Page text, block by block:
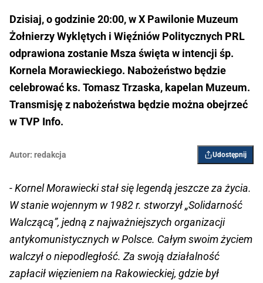
Dzisiaj, o godzinie 20:00, w X Pawilonie Muzeum
Żołnierzy Wyklętych i Więźniów Politycznych PRL
odprawiona zostanie Msza święta w intencji śp.
Kornela Morawieckiego. Nabożeństwo będzie
celebrować ks. Tomasz Trzaska, kapelan Muzeum.
Transmisję z nabożeństwa będzie można obejrzeć
w TVP Info.
Autor: redakcja Udostępnij
- Kornel Morawiecki stał się legendą jeszcze za życia.
W stanie wojennym w 1982 r. stworzył „Solidarność
Walczącą”, jedną z najważniejszych organizacji
antykomunistycznych w Polsce. Całym swoim życiem
walczył o niepodległość. Za swoją działalność
zapłacił więzieniem na Rakowieckiej, gdzie był